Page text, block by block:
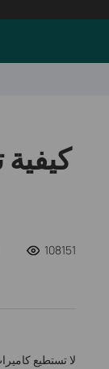
108151